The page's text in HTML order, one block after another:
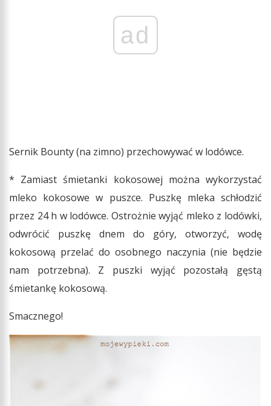
ad
Sernik Bounty (na zimno) przechowywać w lodówce.
* Zamiast śmietanki kokosowej można wykorzystać
mleko kokosowe w puszce. Puszkę mleka schłodzić
przez 24 h w lodówce. Ostrożnie wyjąć mleko z lodówki,
odwrócić puszkę dnem do góry, otworzyć, wodę
kokosową przelać do osobnego naczynia (nie będzie
nam potrzebna). Z puszki wyjąć pozostałą gęstą
śmietankę kokosową.
Smacznego!